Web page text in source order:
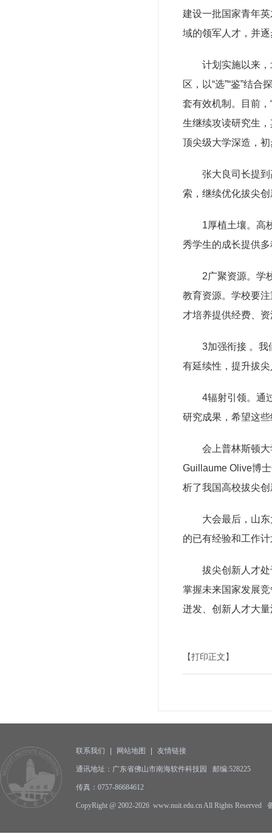
建设一批国家青年
域的领军人才，并
计划实施以来，北
区，以“选”“鉴”结
套有效机制。目前
生继续攻读研究生
顶尖级大学深造，
张大良司长提到高
索，继续优化拔尖
1厚植土壤。高校
秀学生的成长提供
2广聚资源。学校
教育资源。学校要
才培养提供经费、
3加强衔接 。我们
有延续性，提升拔
4辐射引领。通过“
研究成果，希望这
会上普林斯顿大学
Guillaume Olive博
析了我国高校拔尖
大会最后，山东大
的已有经验和工作
拔尖创新人才处于
掌握未来国家发展
迸发、创新人才大
【打印正文】
联系我们 网站地图 友情链接
通讯地址：广东省佛山市南海软件科技园 邮编:528225
传真：0757-86684612
CopyRight @ 2002-2026 www.nuit.edu.cn All Rights Reserved